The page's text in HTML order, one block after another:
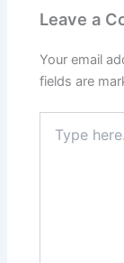
Leave a
Your email
fields are
here..